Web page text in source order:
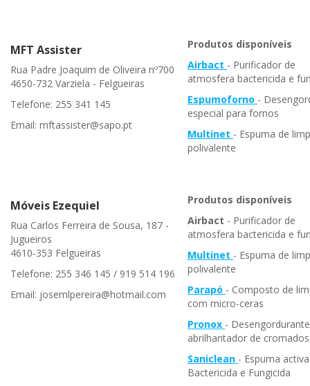
MFT Assister
Rua Padre Joaquim de Oliveira nº700
4650-732 Varziela - Felgueiras
Telefone: 255 341 145
Email: mftassister@sapo.pt
Produtos disponíveis
Airbact - Purificador de
atmosfera bactericida e
Espumoforno -
especial para fornos
Multinet - Espuma de
polivalente
Móveis Ezequiel
Rua Carlos Ferreira de Sousa, 187 -
Jugueiros
4610-353 Felgueiras
Telefone: 255 346 145 / 919 514 196
Email: josemlpereira@hotmail.com
Produtos disponíveis
Airbact - Purificador de
atmosfera bactericida e
Multinet - Espuma de
polivalente
Parapó - Composto de
com micro-ceras
Pronox - Desengordurante
abrilhantador de
Saniclean - Espuma activa
Bactericida e Fungicida